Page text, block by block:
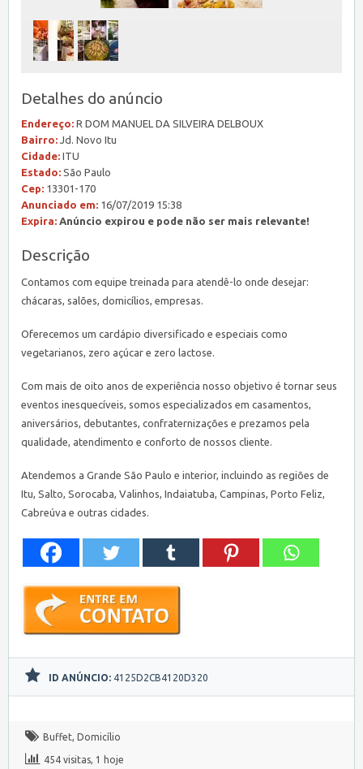
Detalhes do anúncio
Endereço: R DOM MANUEL DA SILVEIRA DELBOUX
Bairro: Jd. Novo Itu
Cidade: ITU
Estado: São Paulo
Cep: 13301-170
Anunciado em: 16/07/2019 15:38
Expira: Anúncio expirou e pode não ser mais relevante!
Descrição
Contamos com equipe treinada para atendê-lo onde desejar:
chácaras, salões, domicílios, empresas.
Oferecemos um cardápio diversificado e especiais como
vegetarianos, zero açúcar e zero lactose.
Com mais de oito anos de experiência nosso objetivo é tornar seus
eventos inesquecíveis, somos especializados em casamentos,
aniversários, debutantes, confraternizações e prezamos pela
qualidade, atendimento e conforto de nossos cliente.
Atendemos a Grande São Paulo e interior, incluindo as regiões de
Itu, Salto, Sorocaba, Valinhos, Indaiatuba, Campinas, Porto Feliz,
Cabreúva e outras cidades.
ID ANÚNCIO: 4125D2CB4120D320
Buffet, Domicílio
454 visitas, 1 hoje